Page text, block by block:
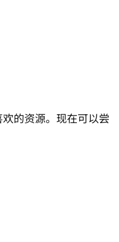
的资源。现在可以尝